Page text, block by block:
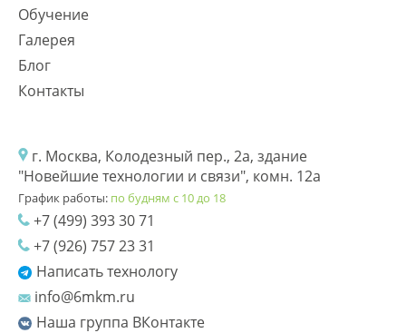
Обучение
Галерея
Блог
Контакты
г. Москва, Колодезный пер., 2а, здание
"Новейшие технологии и связи", комн. 12а
График работы: по будням с 10 до 18
+7 (499) 393 30 71
+7 (926) 757 23 31
Написать технологу
info@6mkm.ru
Наша группа ВКонтакте